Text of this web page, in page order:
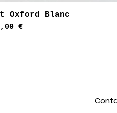
rapide
Oxford Blanc
€